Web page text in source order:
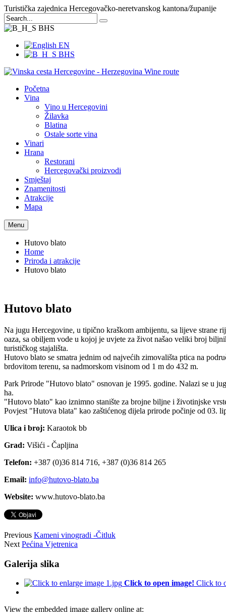
Turistička zajednica Hercegovačko-neretvanskog kantona/županije
BHS
EN
BHS
Početna
Vina
Vino u Hercegovini
Žilavka
Blatina
Ostale sorte vina
Vinari
Hrana
Restorani
Hercegovački proizvodi
Smještaj
Znamenitosti
Atrakcije
Mapa
Menu
Hutovo blato
Home
Priroda i atrakcije
Hutovo blato
Hutovo blato
Na jugu Hercegovine, u tipično kraškom ambijentu, sa lijeve strane
oaza, sa obiljem vode u kojoj je uvjete za život našao veliki broj
turističkog stajališta.
Hutovo blato se smatra jednim od najvećih zimovališta ptica na
brdovitom terenu, sa nadmorskom visinom od 1 m do 432 m.
Park Prirode "Hutovo blato" osnovan je 1995. godine. Nalazi se u
ha.
"Hutovo blato" kao iznimno stanište za brojne biljne i životinjske
Povjest "Hutova blata" kao zaštićenog dijela prirode počinje od 03.
Ulica i broj: Karaotok bb
Grad: Višići - Čapljina
Telefon: +387 (0)36 814 716, +387 (0)36 814 265
Email: info@hutovo-blato.ba
Website: www.hutovo-blato.ba
Previous Kameni vinogradi -Čitluk
Next Pećina Vjetrenica
Galerija slika
Click to open image! Click to
View the embedded image gallery online at: